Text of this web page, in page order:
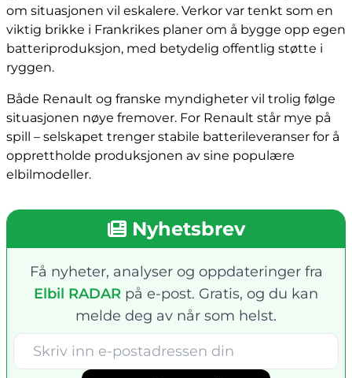
om situasjonen vil eskalere. Verkor var tenkt som en
viktig brikke i Frankrikes planer om å bygge opp egen
batteriproduksjon, med betydelig offentlig støtte i
ryggen.
Både Renault og franske myndigheter vil trolig følge
situasjonen nøye fremover. For Renault står mye på
spill – selskapet trenger stabile batterileveranser for å
opprettholde produksjonen av sine populære
elbilmodeller.
Nyhetsbrev
Få nyheter, analyser og oppdateringer fra
Elbil RADAR på e-post. Gratis, og du kan
melde deg av når som helst.